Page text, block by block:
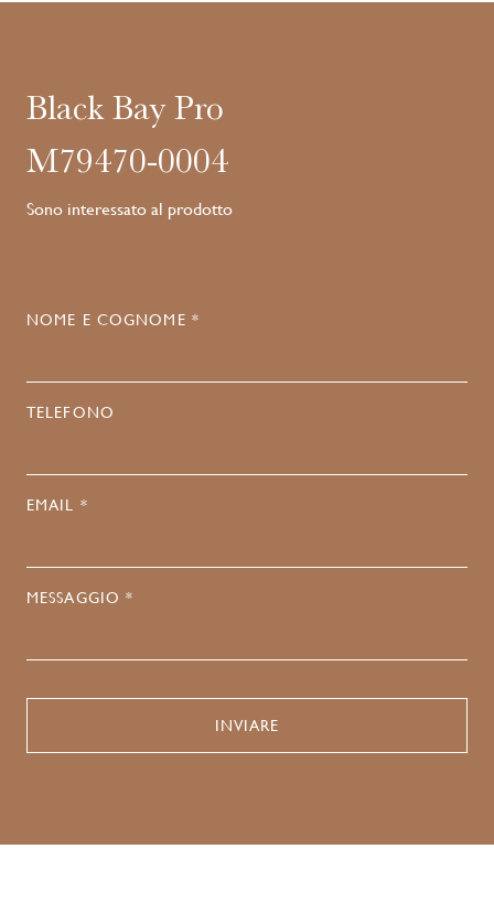
Black Bay Pro
M79470-0004
Sono interessato al prodotto
NOME E COGNOME *
TELEFONO
EMAIL *
MESSAGGIO *